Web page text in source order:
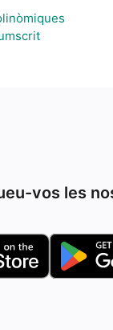
vos les